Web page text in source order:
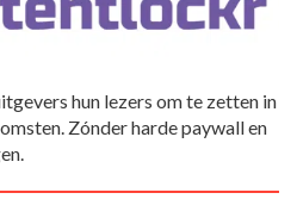
hun lezers om te zetten in
Zónder harde paywall en